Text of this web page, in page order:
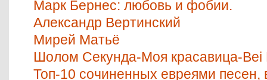
Марк Бернес: любовь и фобии.
Александр Вертинский
Мирей Матьё
Шолом Секунда-Моя красавица-Bei
Топ-10 сочиненных евреями